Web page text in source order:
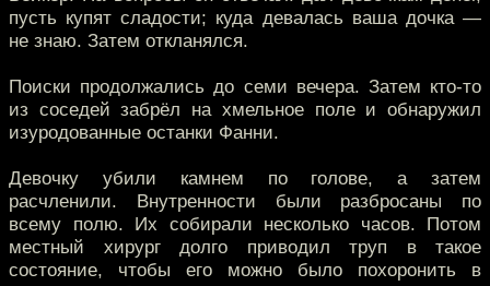
пусть купят сладости; куда девалась ваша дочка —
не знаю. Затем откланялся.
Поиски продолжались до семи вечера. Затем кто-то
из соседей забрёл на хмельное поле и обнаружил
изуродованные останки Фанни.
Девочку убили камнем по голове, а затем
расчленили. Внутренности были разбросаны по
всему полю. Их собирали несколько часов. Потом
местный хирург долго приводил труп в такое
состояние, чтобы его можно было похоронить в